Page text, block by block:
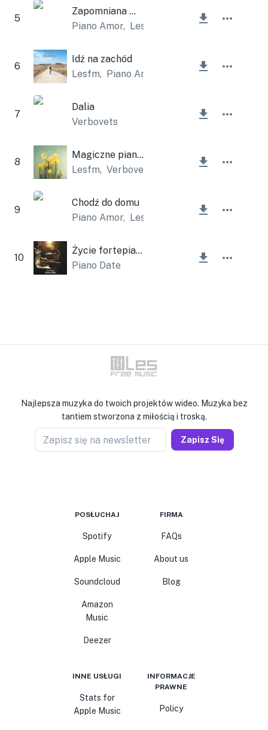
5
Zapomniana miłość
Piano Amor, Lesfm
6
Idź na zachód
Lesfm, Piano Amor
7
Dalia
Verbovets
8
Magiczne pianino
Lesfm, Verbovets
9
Chodź do domu
Piano Amor, Lesfm
10
Życie fortepianowe
Piano Date
Najlepsza muzyka do twoich projektów wideo. Muzyka bez
tantiem stworzona z miłością i troską.
Zapisz się na newsletter Zapisz Się
POSŁUCHAJ
Spotify
Apple Music
Soundcloud
Amazon
Music
Deezer
FIRMA
FAQs
About us
Blog
INNE USŁUGI
Stats for
Apple Music
INFORMACJE
PRAWNE
Policy